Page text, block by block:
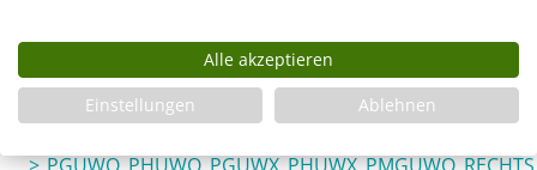
3 Jahre Garantie & Ersatzteilservice
Montageanleitung
Alle akzeptieren
Einstellungen
Ablehnen